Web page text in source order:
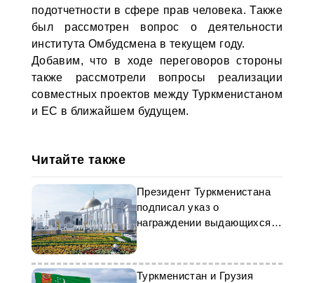
подотчетности в сфере прав человека. Также
был рассмотрен вопрос о деятельности
института Омбудсмена в текущем году.
Добавим, что в ходе переговоров стороны
также рассмотрели вопросы реализации
совместных проектов между Туркменистаном
и ЕС в ближайшем будущем.
Читайте также
Президент Туркменистана
подписал указ о
награждении выдающихся
коневодов страны
Туркменистан и Грузия